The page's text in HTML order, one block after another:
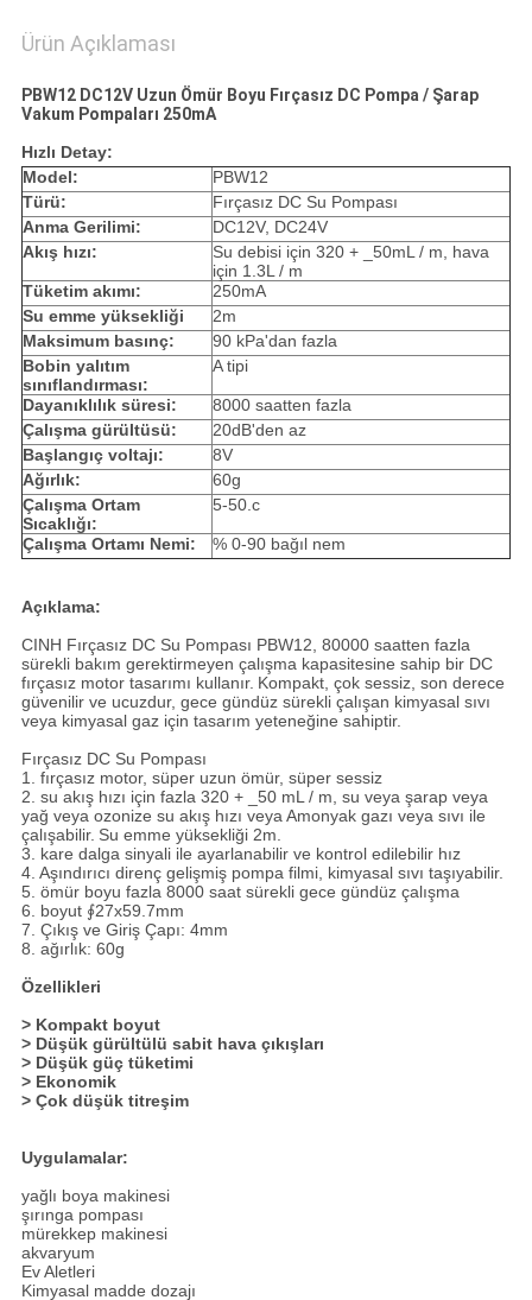
Ürün Açıklaması
PBW12 DC12V Uzun Ömür Boyu Fırçasız DC Pompa / Şarap
Vakum Pompaları 250mA
Hızlı Detay:
Model:
PBW12
Türü:
Fırçasız DC Su Pompası
Anma Gerilimi:
DC12V, DC24V
Akış hızı:
Su debisi için 320 + _50mL / m, hava
için 1.3L / m
Tüketim akımı:
250mA
Su emme yüksekliği
2m
Maksimum basınç:
90 kPa'dan fazla
Bobin yalıtım
sınıflandırması:
A tipi
Dayanıklılık süresi:
8000 saatten fazla
Çalışma gürültüsü:
20dB'den az
Başlangıç ​​voltajı:
8V
Ağırlık:
60g
Çalışma Ortam
Sıcaklığı:
5-50.c
Çalışma Ortamı Nemi: % 0-90 bağıl nem
Açıklama:
CINH Fırçasız DC Su Pompası PBW12, 80000 saatten fazla
sürekli bakım gerektirmeyen çalışma kapasitesine sahip bir DC
fırçasız motor tasarımı kullanır. Kompakt, çok sessiz, son derece
güvenilir ve ucuzdur, gece gündüz sürekli çalışan kimyasal sıvı
veya kimyasal gaz için tasarım yeteneğine sahiptir.
Fırçasız DC Su Pompası
1. fırçasız motor, süper uzun ömür, süper sessiz
2. su akış hızı için fazla 320 + _50 mL / m, su veya şarap veya
yağ veya ozonize su akış hızı veya Amonyak gazı veya sıvı ile
çalışabilir. Su emme yüksekliği 2m.
3. kare dalga sinyali ile ayarlanabilir ve kontrol edilebilir hız
4. Aşındırıcı direnç gelişmiş pompa filmi, kimyasal sıvı taşıyabilir.
5. ömür boyu fazla 8000 saat sürekli gece gündüz çalışma
6. boyut ∮27x59.7mm
7. Çıkış ve Giriş Çapı: 4mm
8. ağırlık: 60g
Özellikleri
> Kompakt boyut
> Düşük gürültülü sabit hava çıkışları
> Düşük güç tüketimi
> Ekonomik
> Çok düşük titreşim
Uygulamalar:
yağlı boya makinesi
şırınga pompası
mürekkep makinesi
akvaryum
Ev Aletleri
Kimyasal madde dozajı